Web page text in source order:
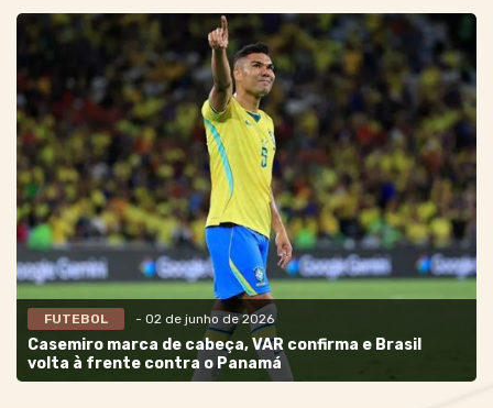
FUTEBOL - 02 de junho de 2026
Casemiro marca de cabeça, VAR confirma e Brasil
volta à frente contra o Panamá